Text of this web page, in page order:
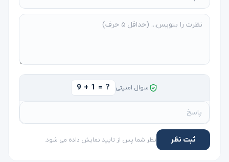
سوال امنیتی 9 + 1 = ?
ثبت نظر نظر شما پس از تایید نمایش داده می شود.